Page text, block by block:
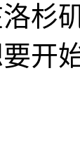
杉
开